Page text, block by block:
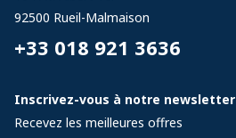
92500 Rueil-Malmaison
+33 018 921 3636
Inscrivez-vous à notre newsletter
Recevez les meilleures offres